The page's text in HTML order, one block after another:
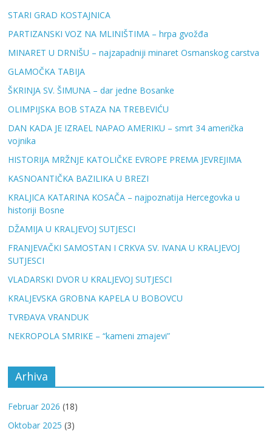
STARI GRAD KOSTAJNICA
PARTIZANSKI VOZ NA MLINIŠTIMA – hrpa gvožđa
MINARET U DRNIŠU – najzapadniji minaret Osmanskog carstva
GLAMOČKA TABIJA
ŠKRINJA SV. ŠIMUNA – dar jedne Bosanke
OLIMPIJSKA BOB STAZA NA TREBEVIĆU
DAN KADA JE IZRAEL NAPAO AMERIKU – smrt 34 američka
vojnika
HISTORIJA MRŽNJE KATOLIČKE EVROPE PREMA JEVREJIMA
KASNOANTIČKA BAZILIKA U BREZI
KRALJICA KATARINA KOSAČA – najpoznatija Hercegovka u
historiji Bosne
DŽAMIJA U KRALJEVOJ SUTJESCI
FRANJEVAČKI SAMOSTAN I CRKVA SV. IVANA U KRALJEVOJ
SUTJESCI
VLADARSKI DVOR U KRALJEVOJ SUTJESCI
KRALJEVSKA GROBNA KAPELA U BOBOVCU
TVRĐAVA VRANDUK
NEKROPOLA SMRIKE – “kameni zmajevi”
Arhiva
Februar 2026 (18)
Oktobar 2025 (3)